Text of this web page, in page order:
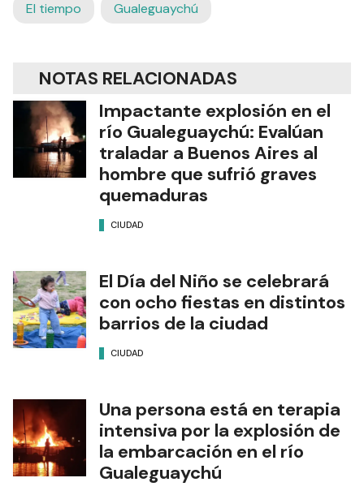
El tiempo Gualeguaychú
NOTAS RELACIONADAS
Impactante explosión en el
río Gualeguaychú: Evalúan
traladar a Buenos Aires al
hombre que sufrió graves
quemaduras
CIUDAD
El Día del Niño se celebrará
con ocho fiestas en distintos
barrios de la ciudad
CIUDAD
Una persona está en terapia
intensiva por la explosión de
la embarcación en el río
Gualeguaychú